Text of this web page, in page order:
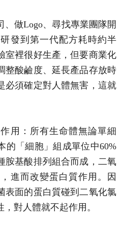
、做Logo、尋找專業團隊開
發到第一代配方耗時約半
室裡很好生產，但要商業化
整酸鹼度、延長產品存放時
必須確定對人體無害，這就
用：所有生命體無論單細
的「細胞」組成單位中60%
胺基酸排列組合而成，二氧
進而改變蛋白質作用。因
表面的蛋白質碰到二氧化氯
對人體就不起作用。